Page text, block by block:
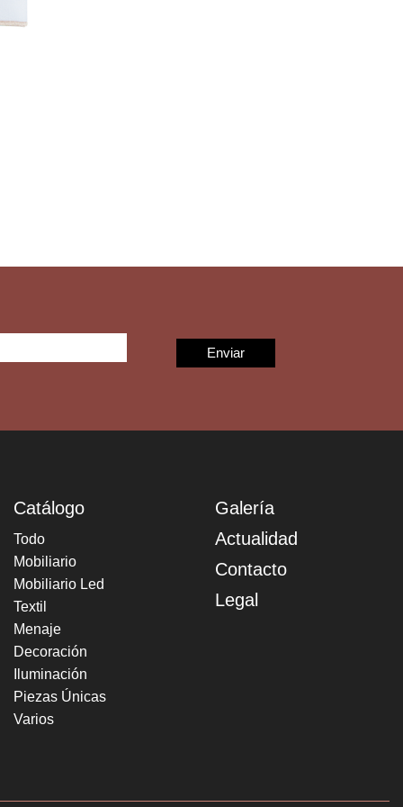
Catálogo
Todo
Mobiliario
Mobiliario Led
Textil
Menaje
Decoración
Iluminación
Piezas Únicas
Varios
Galería
Actualidad
Contacto
Legal